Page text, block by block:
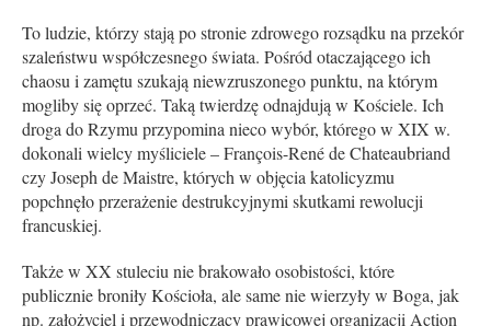
To ludzie, którzy stają po stronie zdrowego rozsądku na przekór
szaleństwu współczesnego świata. Pośród otaczającego ich
chaosu i zamętu szukają niewzruszonego punktu, na którym
mogliby się oprzeć. Taką twierdzę odnajdują w Kościele. Ich
droga do Rzymu przypomina nieco wybór, którego w XIX w.
dokonali wielcy myśliciele – François-René de Chateaubriand
czy Joseph de Maistre, których w objęcia katolicyzmu
popchnęło przerażenie destrukcyjnymi skutkami rewolucji
francuskiej.
Także w XX stuleciu nie brakowało osobistości, które
publicznie broniły Kościoła, ale same nie wierzyły w Boga, jak
np. założyciel i przewodniczący prawicowej organizacji Action